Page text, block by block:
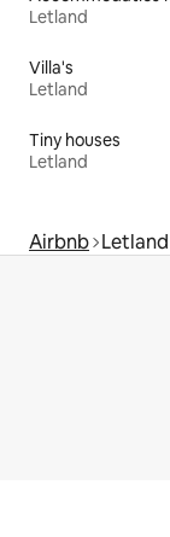
Letland
Villa's
Letland
Tiny houses
Letland
Airbnb Letland